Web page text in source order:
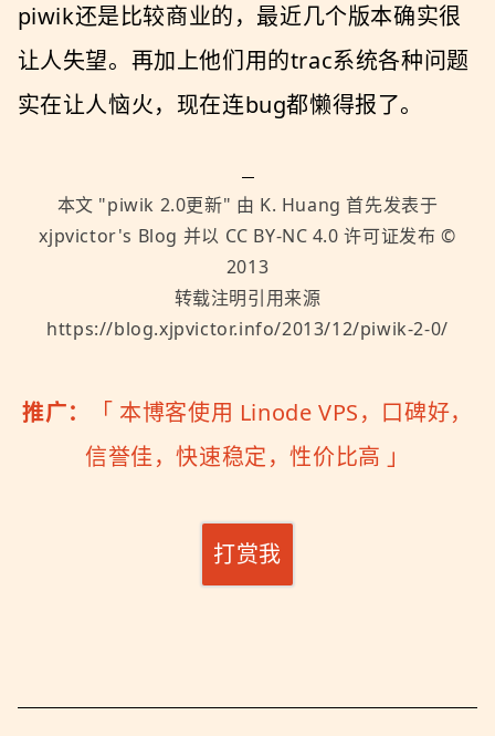
piwik还是比较商业的，最近几个版本确实很
让人失望。再加上他们用的trac系统各种问题
实在让人恼火，现在连bug都懒得报了。
本文 "piwik 2.0更新" 由 K. Huang 首先发表于
xjpvictor's Blog 并以 CC BY-NC 4.0 许可证发布 ©
2013
转载注明引用来源
https://blog.xjpvictor.info/2013/12/piwik-2-0/
推广： 「 本博客使用 Linode VPS，口碑好，
信誉佳，快速稳定，性价比高 」
打赏我